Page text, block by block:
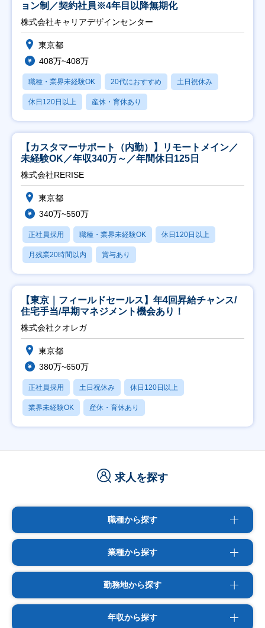
ョン制／契約社員※4年目以降無期化
株式会社キャリアデザインセンター
東京都
408万~408万
職種・業界未経験OK 20代におすすめ 土日祝休み
休日120日以上 産休・育休あり
【カスタマーサポート（内勤）】リモートメイン／
未経験OK／年収340万～／年間休日125日
株式会社RERISE
東京都
340万~550万
正社員採用 職種・業界未経験OK 休日120日以上
月残業20時間以内 賞与あり
【東京｜フィールドセールス】年4回昇給チャンス/
住宅手当/早期マネジメント機会あり！
株式会社クオレガ
東京都
380万~650万
正社員採用 土日祝休み 休日120日以上
業界未経験OK 産休・育休あり
求人を探す
職種から探す
業種から探す
勤務地から探す
年収から探す